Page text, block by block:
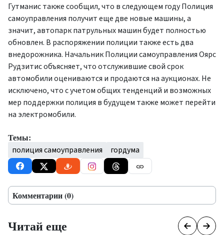
Гутманис также сообщил, что в следующем году Полиция
самоуправления получит еще две новые машины, а
значит, автопарк патрульных машин будет полностью
обновлен. В распоряжении полиции также есть два
внедорожника. Начальник Полиции самоуправления Оярс
Рудзитис объясняет, что отслужившие свой срок
автомобили оцениваются и продаются на аукционах. Не
исключено, что с учетом общих тенденций и возможных
мер поддержки полиция в будущем также может перейти
на электромобили.
Темы:
полиция самоуправления гордума
Комментарии (0)
Читай еще